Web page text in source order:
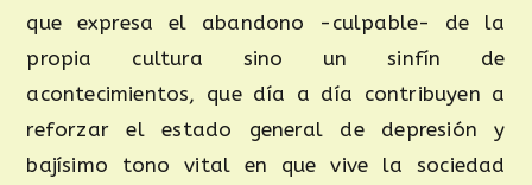
que expresa el abandono -culpable- de la
propia cultura sino un sinfín de
acontecimientos, que día a día contribuyen a
reforzar el estado general de depresión y
bajísimo tono vital en que vive la sociedad